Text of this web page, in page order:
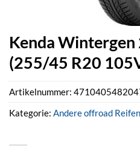
Kenda Wintergen
(255/45 R20
Artikelnummer:
Kategorie: Andere offroad Reifen